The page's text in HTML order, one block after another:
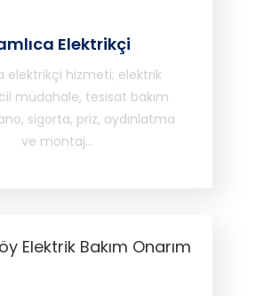
Elektrikçi
elektrikçi hizmeti; elektrik
müdahale, tesisat bakım
sigorta, priz, aydınlatma
ve montaj…